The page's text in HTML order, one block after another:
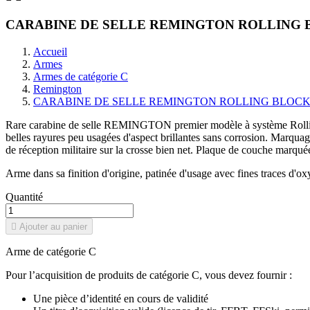
CARABINE DE SELLE REMINGTON ROLLING
Accueil
Armes
Armes de catégorie C
Remington
CARABINE DE SELLE REMINGTON ROLLING
Rare carabine de selle REMINGTON premier modèle à système
belles rayures peu usagées d'aspect brillantes sans corrosion.
de réception militaire sur la crosse bien net. Plaque de couche
Arme dans sa finition d'origine, patinée d'usage avec fines traces
Quantité
 Ajouter au panier
Arme de catégorie C
Pour l’acquisition de produits de catégorie C, vous devez fournir :
Une pièce d’identité en cours de validité